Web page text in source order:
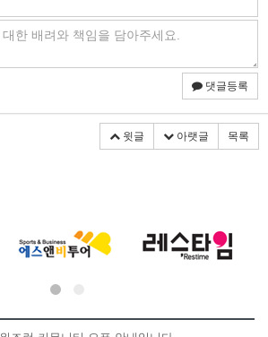
댓글등록
윗글 아랫글 목록